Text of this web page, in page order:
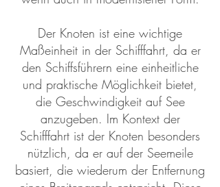
Der Knoten ist eine wichtige
Maßeinheit in der Schifffahrt, da er
den Schiffsführern eine einheitliche
und praktische Möglichkeit bietet,
die Geschwindigkeit auf See
anzugeben. Im Kontext der
Schifffahrt ist der Knoten besonders
nützlich, da er auf der Seemeile
basiert, die wiederum der Entfernung